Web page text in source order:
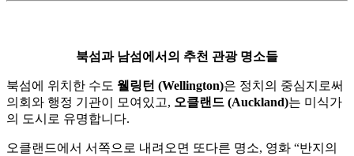
북섬과 남섬에서의 추천 관광 명소들
북섬에 위치한 수도 웰링턴 (Wellington)은 정치의 중심지로써
의회와 행정 기관이 모여있고, 오클랜드 (Auckland)는 미식가
의 도시로 유명합니다.
오클랜드에서 서쪽으로 내려오면 또다른 명소, 영화 “반지의